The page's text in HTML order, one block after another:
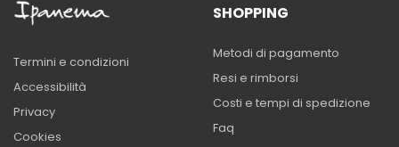
Termini e condizioni
Accessibilità
Privacy
Cookies
SHOPPING
Metodi di pagamento
Resi e rimborsi
Costi e tempi di spedizione
Faq